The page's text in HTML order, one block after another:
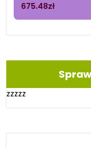
675.48zł
zzzzz